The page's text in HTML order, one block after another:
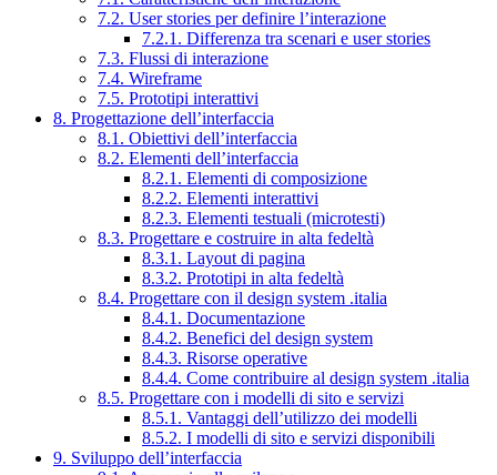
7.2. User stories per definire l’interazione
7.2.1. Differenza tra scenari e user stories
7.3. Flussi di interazione
7.4. Wireframe
7.5. Prototipi interattivi
8. Progettazione dell’interfaccia
8.1. Obiettivi dell’interfaccia
8.2. Elementi dell’interfaccia
8.2.1. Elementi di composizione
8.2.2. Elementi interattivi
8.2.3. Elementi testuali (microtesti)
8.3. Progettare e costruire in alta fedeltà
8.3.1. Layout di pagina
8.3.2. Prototipi in alta fedeltà
8.4. Progettare con il design system .italia
8.4.1. Documentazione
8.4.2. Benefici del design system
8.4.3. Risorse operative
8.4.4. Come contribuire al design system .italia
8.5. Progettare con i modelli di sito e servizi
8.5.1. Vantaggi dell’utilizzo dei modelli
8.5.2. I modelli di sito e servizi disponibili
9. Sviluppo dell’interfaccia